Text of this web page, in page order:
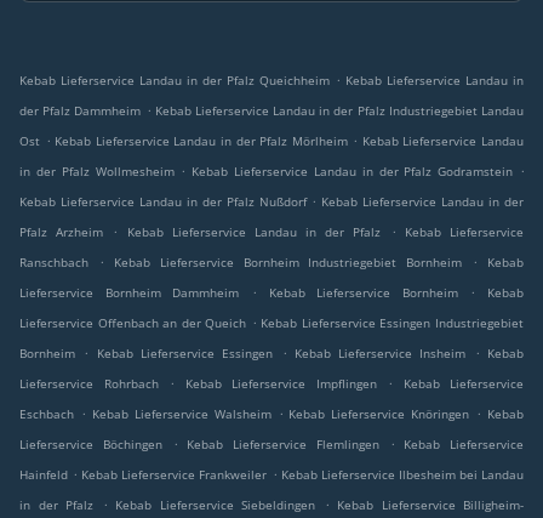
Kebab Lieferservice Landau in der Pfalz Queichheim . Kebab Lieferservice Landau in
der Pfalz Dammheim . Kebab Lieferservice Landau in der Pfalz Industriegebiet Landau
Ost . Kebab Lieferservice Landau in der Pfalz Mörlheim . Kebab Lieferservice Landau
in der Pfalz Wollmesheim . Kebab Lieferservice Landau in der Pfalz Godramstein .
Kebab Lieferservice Landau in der Pfalz Nußdorf . Kebab Lieferservice Landau in der
Pfalz Arzheim
. Kebab Lieferservice Landau in der Pfalz .
Kebab Lieferservice
Ranschbach
. Kebab Lieferservice Bornheim Industriegebiet Bornheim .
Kebab
Lieferservice Bornheim Dammheim
. Kebab Lieferservice Bornheim .
Kebab
Lieferservice Offenbach an der Queich . Kebab Lieferservice Essingen Industriegebiet
Bornheim
. Kebab Lieferservice Essingen . Kebab Lieferservice Insheim . Kebab
Lieferservice Rohrbach
. Kebab Lieferservice Impflingen .
Kebab Lieferservice
Eschbach . Kebab Lieferservice Walsheim . Kebab Lieferservice Knöringen . Kebab
Lieferservice Böchingen
. Kebab Lieferservice Flemlingen .
Kebab Lieferservice
Hainfeld . Kebab Lieferservice Frankweiler . Kebab Lieferservice Ilbesheim bei Landau
in der Pfalz
. Kebab Lieferservice Siebeldingen . Kebab Lieferservice Billigheim-